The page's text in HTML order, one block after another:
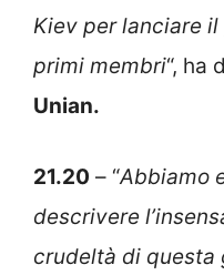
Kiev per lanciare
primi membri“, ha
Unian.
21.20 – “Abbiamo
descrivere
crudeltà di questa